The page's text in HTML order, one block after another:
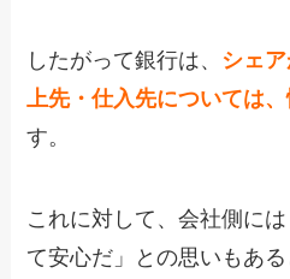
したがって銀行は、 シェ
上先・仕入先については
す。
これに対して、会社側に
て安心だ」との思いもあ